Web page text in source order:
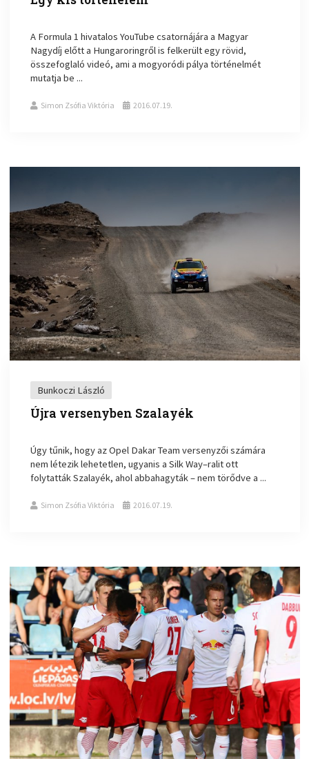
A Formula 1 hivatalos YouTube csatornájára a Magyar
Nagydíj előtt a Hungaroringről is felkerült egy rövid,
összefoglaló videó, ami a mogyoródi pálya történelmét
mutatja be ...
Simon Zsófia Viktória 2016.07.19.
Bunkoczi László
Újra versenyben Szalayék
Úgy tűnik, hogy az Opel Dakar Team versenyzői számára
nem létezik lehetetlen, ugyanis a Silk Way–ralit ott
folytatták Szalayék, ahol abbahagyták – nem törődve a ...
Simon Zsófia Viktória 2016.07.19.